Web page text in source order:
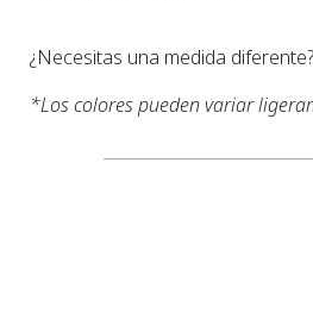
¿Necesitas una medida
*Los colores pueden variar